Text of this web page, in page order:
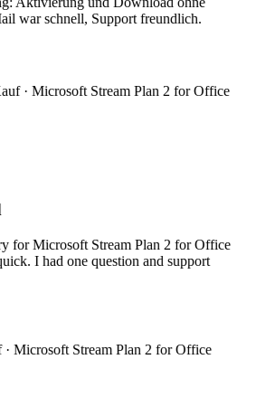
war schnell, Support freundlich.
· Microsoft Stream Plan 2 for Office
for Microsoft Stream Plan 2 for Office
I had one question and support
Microsoft Stream Plan 2 for Office